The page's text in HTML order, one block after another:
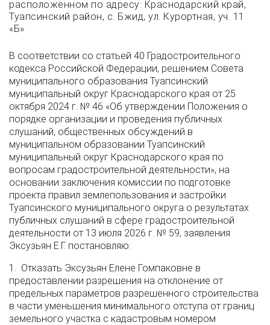
расположенном по адресу: Краснодарский край,
Туапсинский район, с. Бжид, ул. Курортная, уч. 11
«Б»
В соответствии со статьей 40 Градостроительного
кодекса Российской Федерации, решением Совета
муниципального образования Туапсинский
муниципальный округ Краснодарского края от 25
октября 2024 г. № 46 «Об утверждении Положения о
порядке организации и проведения публичных
слушаний, общественных обсуждений в
муниципальном образовании Туапсинский
муниципальный округ Краснодарского края по
вопросам градостроительной деятельности», на
основании заключения комиссии по подготовке
проекта правил землепользования и застройки
Туапсинского муниципального округа о результатах
публичных слушаний в сфере градостроительной
деятельности от 13 июля 2026 г. № 59, заявления
Эксузьян Е.Г. постановляю:
1. Отказать Эксузьян Елене Гомпаковне в
предоставлении разрешения на отклонение от
предельных параметров разрешенного строительства
в части уменьшения минимального отступа от границ
земельного участка с кадастровым номером